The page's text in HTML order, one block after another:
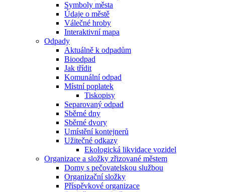
Symboly města
Údaje o městě
Válečné hroby
Interaktivní mapa
Odpady
Aktuálně k odpadům
Bioodpad
Jak třídit
Komunální odpad
Místní poplatek
Tiskopisy
Separovaný odpad
Sběrné dny
Sběrné dvory
Umístění kontejnerů
Užitečné odkazy
Ekologická likvidace vozidel
Organizace a složky zřizované městem
Domy s pečovatelskou službou
Organizační složky
Příspěvkové organizace